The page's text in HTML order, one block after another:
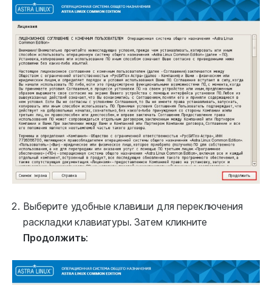
Выберите удобные клавиши для переключения
раскладки клавиатуры. Затем кликните
Продолжить: